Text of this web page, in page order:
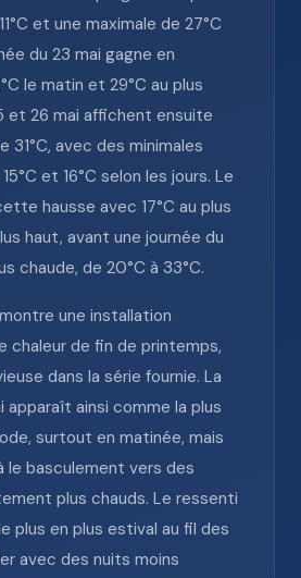
et une maximale de 27°C
du 23 mai gagne en
le matin et 29°C au plus
et 26 mai affichent ensuite
31°C, avec des minimales
et 16°C selon les jours. Le
hausse avec 17°C au plus
haut, avant une journée du
chaude, de 20°C à 33°C.
une installation
chaleur de fin de printemps,
dans la série fournie. La
apparaît ainsi comme la plus
surtout en matinée, mais
le basculement vers des
plus chauds. Le ressenti
plus en plus estival au fil des
avec des nuits moins